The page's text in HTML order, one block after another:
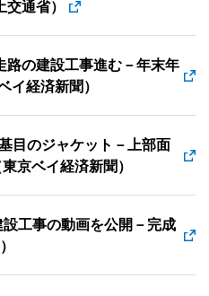
通省）
路の建設工事進む－年末年
イ経済新聞）
目のジャケット－上部面
京ベイ経済新聞）
工事の動画を公開－完成